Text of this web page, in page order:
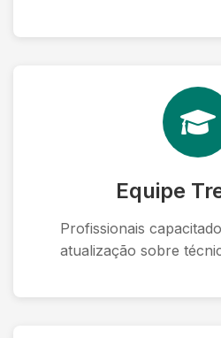
Equipe
Profissionais
atualização sobre